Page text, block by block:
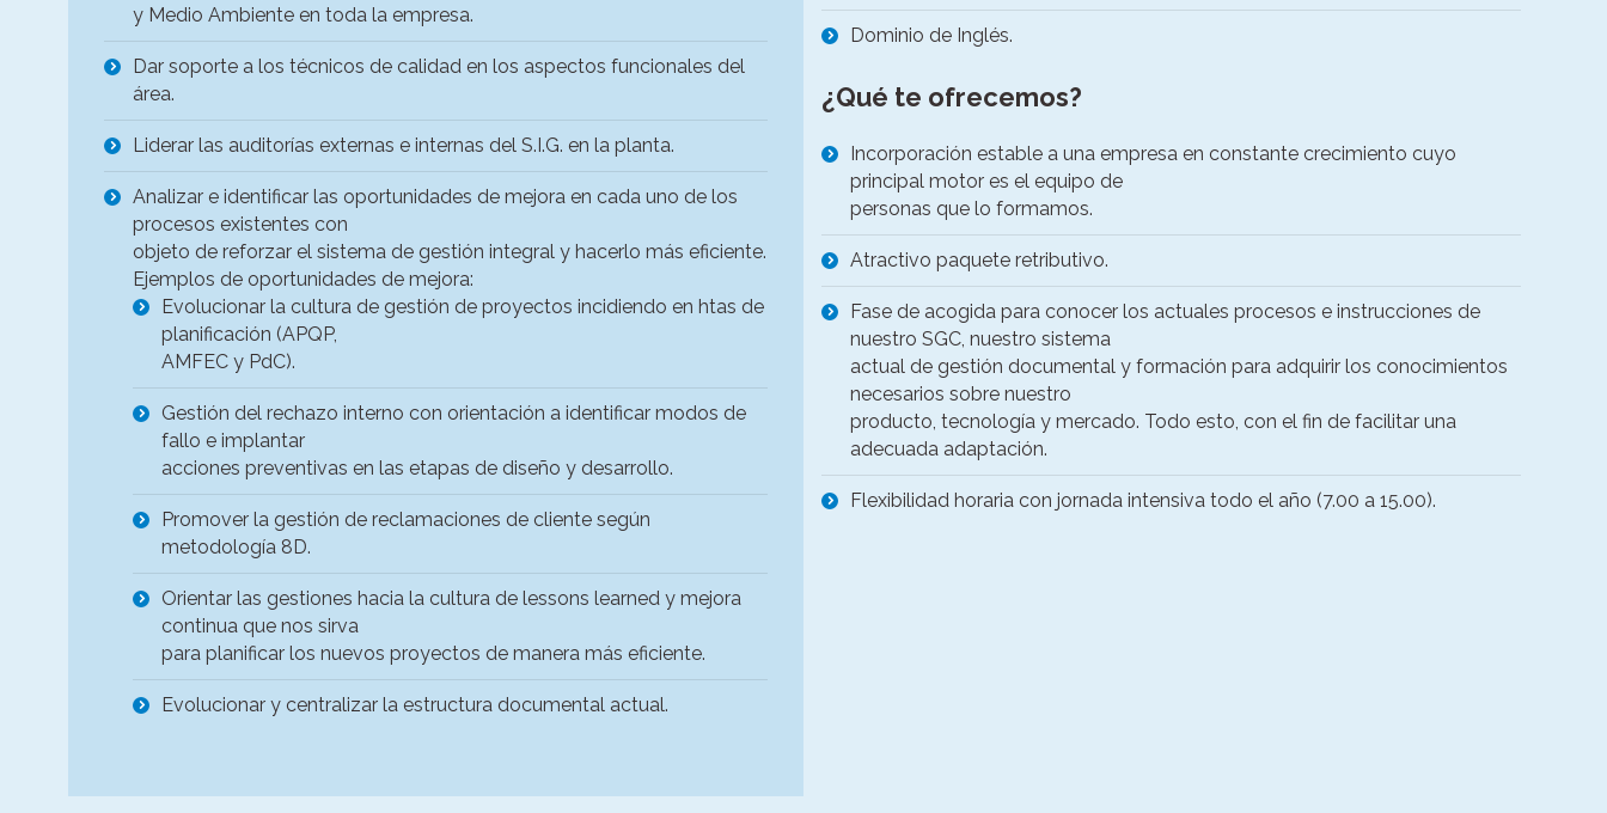
y Medio Ambiente en toda la empresa.
Dar soporte a los técnicos de calidad en los aspectos funcionales del
área.
Liderar las auditorías externas e internas del S.I.G. en la planta.
Analizar e identificar las oportunidades de mejora en cada uno de los
procesos existentes con
objeto de reforzar el sistema de gestión integral y hacerlo más eficiente.
Ejemplos de oportunidades de mejora:
Evolucionar la cultura de gestión de proyectos incidiendo en htas de
planificación (APQP,
AMFEC y PdC).
Gestión del rechazo interno con orientación a identificar modos de
fallo e implantar
acciones preventivas en las etapas de diseño y desarrollo.
Promover la gestión de reclamaciones de cliente según
metodología 8D.
Orientar las gestiones hacia la cultura de lessons learned y mejora
continua que nos sirva
para planificar los nuevos proyectos de manera más eficiente.
Evolucionar y centralizar la estructura documental actual.
Dominio de Inglés.
¿Qué te ofrecemos?
Incorporación estable a una empresa en constante crecimiento cuyo
principal motor es el equipo de
personas que lo formamos.
Atractivo paquete retributivo.
Fase de acogida para conocer los actuales procesos e instrucciones de
nuestro SGC, nuestro sistema
actual de gestión documental y formación para adquirir los conocimientos
necesarios sobre nuestro
producto, tecnología y mercado. Todo esto, con el fin de facilitar una
adecuada adaptación.
Flexibilidad horaria con jornada intensiva todo el año (7.00 a 15.00).